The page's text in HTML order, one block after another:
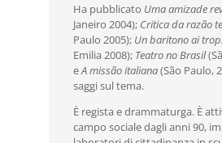
Ha pubblicato Uma amizade
Janeiro 2004); Critica da razão
Paulo 2005); Un baritono ai
Emilia 2008); Teatro no Brasil
eA missão italiana(São Paulo,
saggi sul tema.
È regista e drammaturga. È
campo sociale dagli anni 90,